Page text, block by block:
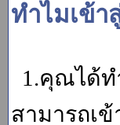
ทำไมเข้า
1.คุณได้ท
สามารถเ